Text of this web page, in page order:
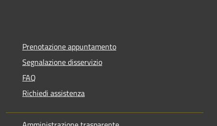
Prenotazione appuntamento
Segnalazione disservizio
FAQ
Richiedi assistenza